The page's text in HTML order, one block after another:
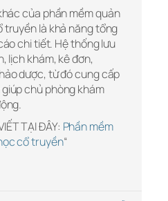
của phần mềm quản
truyền là khả năng tổng
chi tiết. Hệ thống lưu
lịch khám, kê đơn,
dược, từ đó cung cấp
chủ phòng khám
TẠI ĐÂY: Phần mềm
cổ truyền“